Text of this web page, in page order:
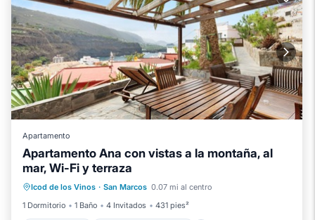
Apartamento
Apartamento Ana con vistas a la montaña, al
mar, Wi-Fi y terraza
Icod de los Vinos · San Marcos 0.07 mi al centro
1 Dormitorio
1 Baño 4 Invitados 431 pies²
Frente al mar
Vista al mar
Balcón/Terraza